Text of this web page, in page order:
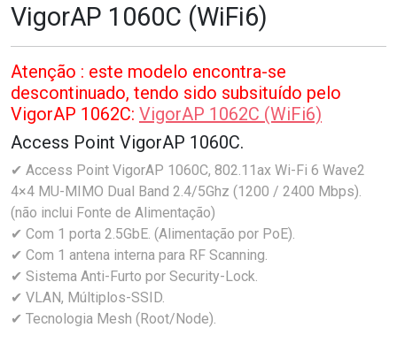
VigorAP 1060C (WiFi6)
Atenção : este modelo encontra-se
descontinuado, tendo sido subsituído pelo
VigorAP 1062C: VigorAP 1062C (WiFi6)
Access Point VigorAP 1060C.
✔ Access Point VigorAP 1060C, 802.11ax Wi-Fi 6 Wave2
4×4 MU-MIMO Dual Band 2.4/5Ghz (1200 / 2400 Mbps).
(não inclui Fonte de Alimentação)
✔ Com 1 porta 2.5GbE. (Alimentação por PoE).
✔ Com 1 antena interna para RF Scanning.
✔ Sistema Anti-Furto por Security-Lock.
✔ VLAN, Múltiplos-SSID.
✔ Tecnologia Mesh (Root/Node).